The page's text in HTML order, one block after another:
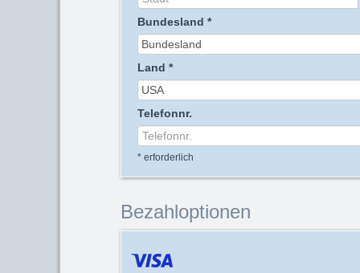
Bundesland *
Land *
Telefonnr.
* erforderlich
Bezahloptionen